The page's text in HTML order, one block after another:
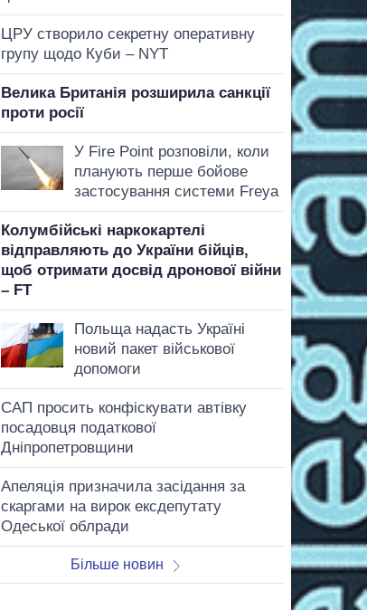
ЦРУ створило секретну оперативну
групу щодо Куби – NYT
Велика Британія розширила санкції
проти росії
У Fire Point розповіли, коли
планують перше бойове
застосування системи Freya
Колумбійські наркокартелі
відправляють до України бійців,
щоб отримати досвід дронової війни
– FT
Польща надасть Україні
новий пакет військової
допомоги
САП просить конфіскувати автівку
посадовця податкової
Дніпропетровщини
Апеляція призначила засідання за
скаргами на вирок ексдепутату
Одеської облради
Більше новин